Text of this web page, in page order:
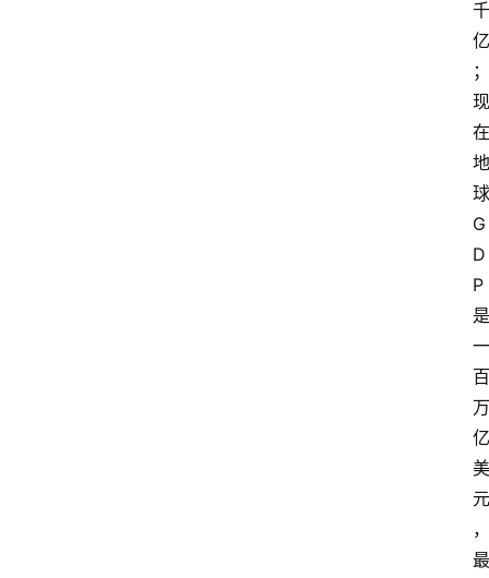
千
亿
；
现
在
地
球
G
D
P
是
一
百
万
亿
美
元
，
最